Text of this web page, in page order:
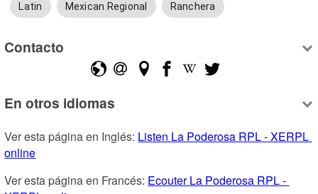
Latin Mexican Regional Ranchera
Contacto
En otros idiomas
Ver esta página en Inglés: Listen La Poderosa RPL - XERPL
online
Ver esta página en Francés: Ecouter La Poderosa RPL -